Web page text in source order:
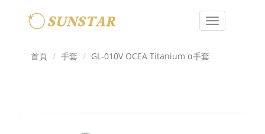
Toggle
首頁
手套 GL-010V OCEA Titanium α手套